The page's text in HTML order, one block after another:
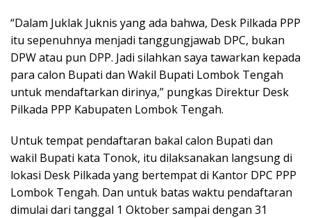
“Dalam Juklak Juknis yang ada bahwa, Desk Pilkada PPP
itu sepenuhnya menjadi tanggungjawab DPC, bukan
DPW atau pun DPP. Jadi silahkan saya tawarkan kepada
para calon Bupati dan Wakil Bupati Lombok Tengah
untuk mendaftarkan dirinya,” pungkas Direktur Desk
Pilkada PPP Kabupaten Lombok Tengah.
Untuk tempat pendaftaran bakal calon Bupati dan
wakil Bupati kata Tonok, itu dilaksanakan langsung di
lokasi Desk Pilkada yang bertempat di Kantor DPC PPP
Lombok Tengah. Dan untuk batas waktu pendaftaran
dimulai dari tanggal 1 Oktober sampai dengan 31